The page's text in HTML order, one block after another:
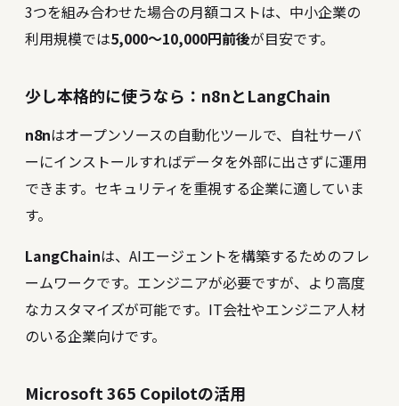
3つを組み合わせた場合の月額コストは、中小企業の
利用規模では5,000〜10,000円前後が目安です。
少し本格的に使うなら：n8nとLangChain
n8nはオープンソースの自動化ツールで、自社サーバ
ーにインストールすればデータを外部に出さずに運用
できます。セキュリティを重視する企業に適していま
す。
LangChainは、AIエージェントを構築するためのフレ
ームワークです。エンジニアが必要ですが、より高度
なカスタマイズが可能です。IT会社やエンジニア人材
のいる企業向けです。
Microsoft 365 Copilotの活用